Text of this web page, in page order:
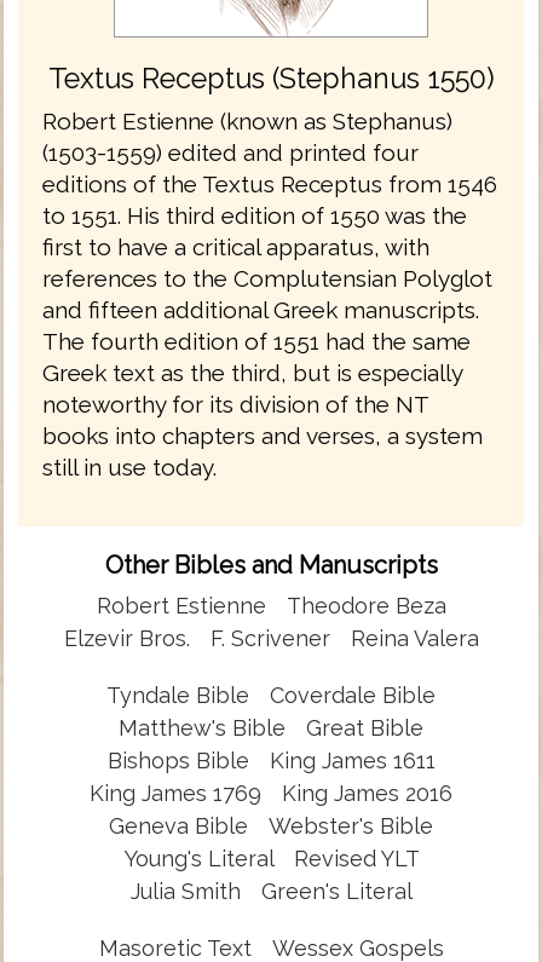
Textus Receptus (Stephanus 1550)
Robert Estienne (known as Stephanus)
(1503-1559) edited and printed four
editions of the Textus Receptus from 1546
to 1551. His third edition of 1550 was the
first to have a critical apparatus, with
references to the Complutensian Polyglot
and fifteen additional Greek manuscripts.
The fourth edition of 1551 had the same
Greek text as the third, but is especially
noteworthy for its division of the NT
books into chapters and verses, a system
still in use today.
Other Bibles and Manuscripts
Robert Estienne
Theodore Beza
Elzevir Bros.
F. Scrivener Reina Valera
Tyndale Bible
Coverdale Bible
Matthew's Bible
Great Bible
Bishops Bible
King James 1611
King James 1769
King James 2016
Geneva Bible
Webster's Bible
Young's Literal
Revised YLT
Julia Smith
Green's Literal
Masoretic Text
Wessex Gospels